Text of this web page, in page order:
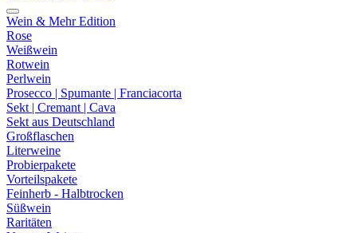
Wein & Mehr Edition
Rose
Weißwein
Rotwein
Perlwein
Prosecco | Spumante | Franciacorta
Sekt | Cremant | Cava
Sekt aus Deutschland
Großflaschen
Literweine
Probierpakete
Vorteilspakete
Feinherb - Halbtrocken
Süßwein
Raritäten